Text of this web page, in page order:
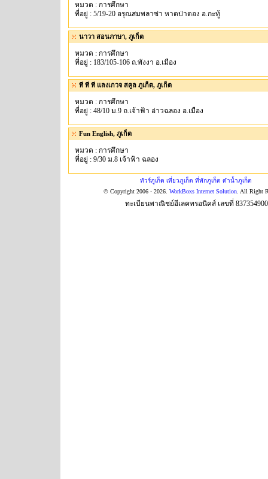
หมวด : การศึกษา
ที่อยู่ : 5/19-20 อรุณสมพลาซ่า หาดป่าตอง อ.กะทู้
นาวา สอนภาษา, ภูเก็ต
หมวด : การศึกษา
ที่อยู่ : 183/105-106 ถ.พังงา อ.เมือง
ที ที ที แลงเกวจ สคูล ภูเก็ต, ภูเก็ต
หมวด : การศึกษา
ที่อยู่ : 48/10 ม.9 ถ.เจ้าฟ้า อ่าวฉลอง อ.เมือง
Fun English, ภูเก็ต
หมวด : การศึกษา
ที่อยู่ : 9/30 ม.8 เจ้าฟ้า ฉลอง
ทัวร์ภูเก็ต เที่ยวภูเก็ต ที่พักภูเก็ต ดำน้ำภูเก็ต
© Copyright 2006 - 2026. WorkBoxs Internet Solution. All Right
ทะเบียนพาณิชย์อีเลคทรอนิคส์ เลขที่